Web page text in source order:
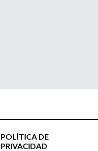
POLÍTICA DE
PRIVACIDAD